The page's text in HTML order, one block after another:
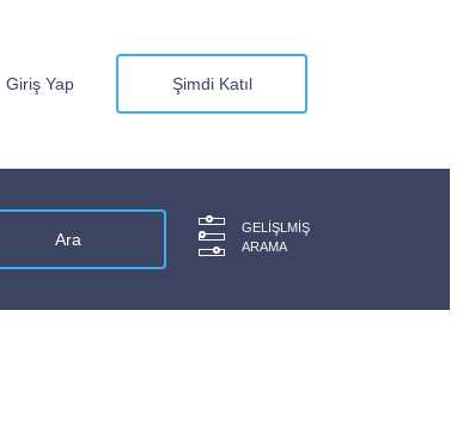
Giriş Yap Şimdi Katıl
GELIŞLMIŞ
ARAMA